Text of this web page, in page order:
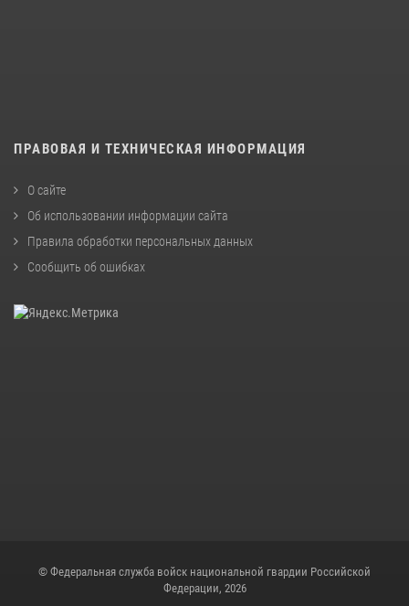
ПРАВОВАЯ И ТЕХНИЧЕСКАЯ ИНФОРМАЦИЯ
О сайте
Об использовании информации сайта
Правила обработки персональных данных
Сообщить об ошибках
© Федеральная служба войск национальной гвардии Российской
Федерации, 2026